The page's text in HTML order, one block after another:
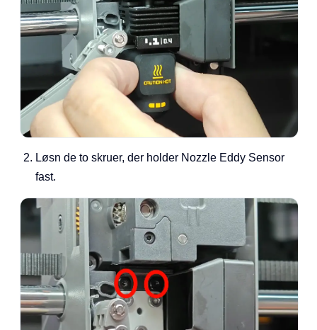
Løsn de to skruer, der holder Nozzle Eddy Sensor
fast.